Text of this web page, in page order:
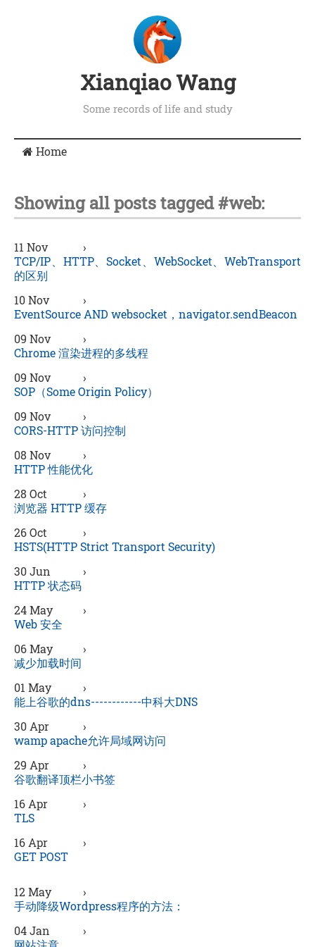
Xianqiao Wang
Some records of life and study
Home
Showing all posts tagged #web:
11 Nov
›
TCP/IP、HTTP、Socket、WebSocket、WebTransport
的区别
10 Nov
›
EventSource AND websocket，navigator.sendBeacon
09 Nov
›
Chrome 渲染进程的多线程
09 Nov
›
SOP（Some Origin Policy）
09 Nov
›
CORS-HTTP 访问控制
08 Nov
›
HTTP 性能优化
28 Oct
›
浏览器 HTTP 缓存
26 Oct
›
HSTS(HTTP Strict Transport Security)
30 Jun
›
HTTP 状态码
24 May
›
Web 安全
06 May
›
减少加载时间
01 May
›
能上谷歌的dns------------中科大DNS
30 Apr
›
wamp apache允许局域网访问
29 Apr
›
谷歌翻译顶栏小书签
16 Apr
›
TLS
16 Apr
›
GET POST
12 May
›
手动降级Wordpress程序的方法：
04 Jan
›